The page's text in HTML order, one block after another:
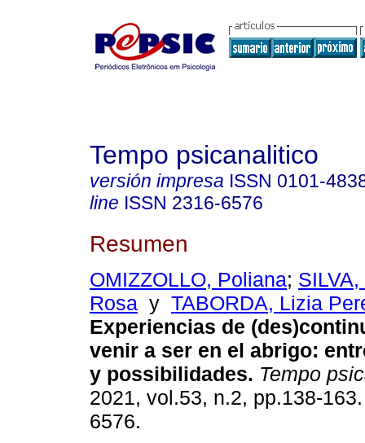
Tempo psicanalitico
versión impresa ISSN 0101-
line ISSN 2316-6576
Resumen
OMIZZOLLO, Poliana;
Rosa y TABORDA, Lizia
Experiencias de
venir a ser en el abrigo:
y possibilidades. Tempo
2021, vol.53, n.2, pp.138-
6576.